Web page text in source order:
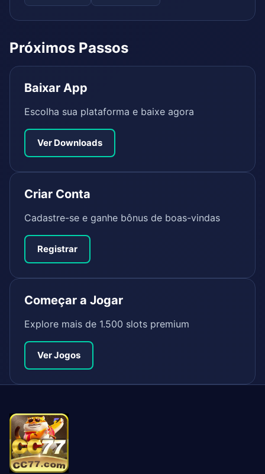
Próximos Passos
Baixar App
Escolha sua plataforma e baixe agora
Ver Downloads
Criar Conta
Cadastre-se e ganhe bônus de boas-vindas
Registrar
Começar a Jogar
Explore mais de 1.500 slots premium
Ver Jogos